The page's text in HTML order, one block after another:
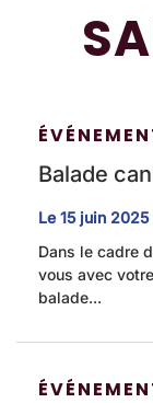
Balade
Le15 juin 2025
Dans le cadre
vous avec
balade...